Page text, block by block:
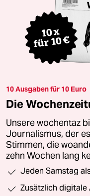
10 Ausgaben für 10 Euro
Die
Unsere wochentaz
Journalismus, der
Stimmen, die
zehn Wochen lang
Jeden Samstag
Zusätzlich digitale